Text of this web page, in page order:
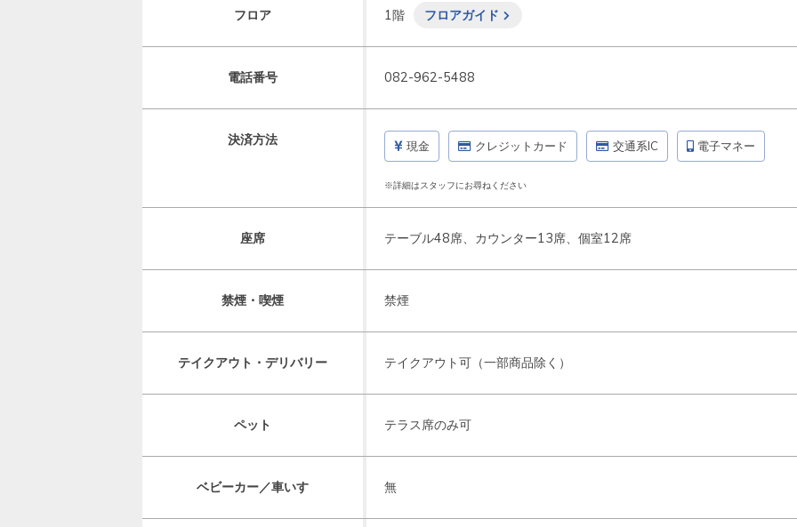
フロア 1階 フロアガイド
電話番号 082-962-5488
決済方法 現金 クレジットカード 交通系IC 電子マネー
※詳細はスタッフにお尋ねください
座席 テーブル48席、カウンター13席、個室12席
禁煙・喫煙 禁煙
テイクアウト・デリバリー テイクアウト可（一部商品除く）
ペット テラス席のみ可
ベビーカー／車いす 無